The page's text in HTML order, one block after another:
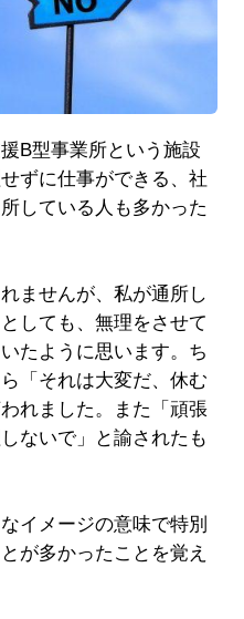
B型事業所という施設
ずに仕事ができる、社
している人も多かった
ませんが、私が通所し
しても、無理をさせて
たように思います。ち
「それは大変だ、休む
れました。また「頑張
ないで」と諭されたも
イメージの意味で特別
が多かったことを覚え